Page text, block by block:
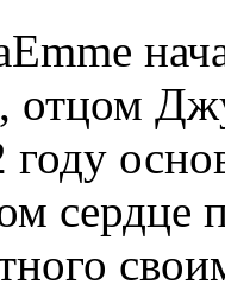
отцом
году
сердце